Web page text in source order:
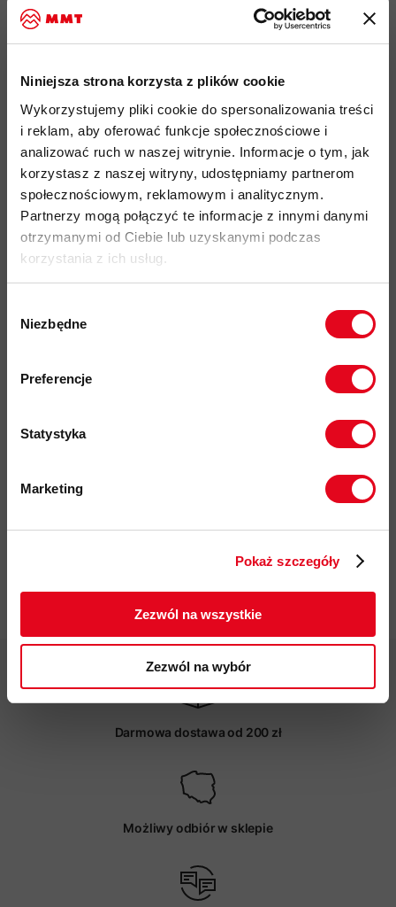
Niniejsza strona korzysta z plików cookie
Wykorzystujemy pliki cookie do spersonalizowania treści
i reklam, aby oferować funkcje społecznościowe i
analizować ruch w naszej witrynie. Informacje o tym, jak
korzystasz z naszej witryny, udostępniamy partnerom
społecznościowym, reklamowym i analitycznym.
Partnerzy mogą połączyć te informacje z innymi danymi
otrzymanymi od Ciebie lub uzyskanymi podczas
korzystania z ich usług.
zgody
Niezbędne
Preferencje
Statystyka
Marketing
Pokaż szczegóły
Zezwól na wszystkie
Zezwól na wybór
Running, Wspinaczka, Via Ferrata
ekki i wysoce elastyczny materiał Polartec Power Grid o
oraz posiadający właściwości szybkoschnące, wykonany z
poliestru pochodzącego z recyklingu
doskonałe odprowadzanie wilgoci na powierzchnię
materiału przyśpiesza szybkość schnięcia i zapobiega
wychłodzeniu podczas aktywności
materiał o drobnej strukturze "wafla" od wewnątrz,
zwiększa właściwości izolacyjne, oddychalność i
odprowadzanie wilgoci
dopasowana stójka z zamkiem błyskawicznym do
1
oddychalność
zapobiegają podrażnieniom w użytkowania z plecakiem
, Fair Wear,
kod produktu: 1014-05530
Specyfikacja
Darmowa dostawa od 200 zł
Możliwy odbiór w sklepie
odbierz
zgodnie z Polityką prywatności.